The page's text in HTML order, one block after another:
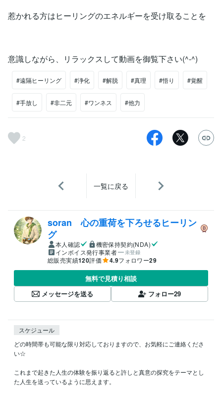
惹かれる方はヒーリングのエネルギーを受け取ることを
意識しながら、リラックスして動画を御覧下さい(^-^)
#遠隔ヒーリング #浄化 #解脱 #真理 #悟り #覚醒
#手放し #非二元 #ワンネス #他力
2
一覧に戻る
soran 心の重荷を下ろせるヒーリン
グ
本人確認
機密保持契約(NDA)
インボイス発行事業者
未登録
総販売実績120評価 4.9フォロワー29
無料で見積り相談
メッセージを送る
フォロー29
スケジュール
どの時間帯も可能な限り対応しておりますので、お気軽にご連絡くださ
い☆
これまで起きた人生の体験を振り返ると許しと真意の探究をテーマとし
た人生を送っているように思えます。